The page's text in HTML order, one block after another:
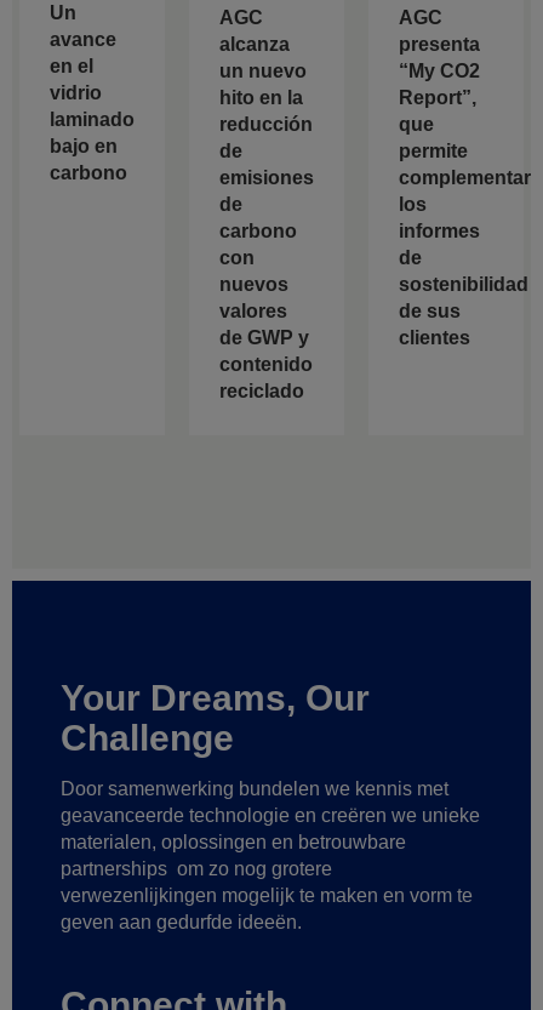
Un
avance
en el
vidrio
laminado
bajo en
carbono
AGC
alcanza
un nuevo
hito en la
reducción
de
emisiones
de
carbono
con
nuevos
valores
de GWP y
contenido
reciclado
AGC
presenta
“My CO2
Report”,
que
permite
complementar
los
informes
de
sostenibilidad
de sus
clientes
Your Dreams, Our
Challenge
Door samenwerking bundelen we kennis met
geavanceerde technologie en creëren we unieke
materialen, oplossingen en betrouwbare
partnerships om zo nog grotere
verwezenlijkingen mogelijk te maken en vorm te
geven aan gedurfde ideeën.